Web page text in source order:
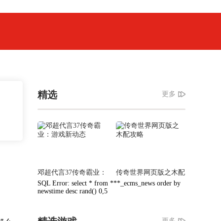
精选 更多
邓超代言37传奇霸业：
游戏新动态
传奇世界网页版之木配
攻略
SQL Error: select * from ***_ecms_news order by
newstime desc rand() 0,5